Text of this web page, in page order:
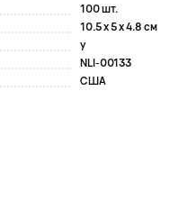
100 шт.
10.5 x 5 x 4.8 см
y
NLI-00133
США